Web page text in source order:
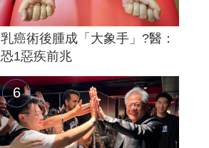
乳癌術後腫成「大象手」?醫：
恐1惡疾前兆